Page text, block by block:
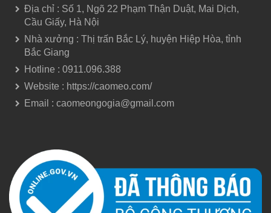
Địa chỉ : Số 1, Ngõ 22 Phạm Thận Duật, Mai Dịch,
Cầu Giấy, Hà Nội
Nhà xưởng : Thị trấn Bắc Lý, huyện Hiệp Hòa, tỉnh
Bắc Giang
Hotline : 0911.096.388
Website : https://caomeo.com/
Email : caomeongogia@gmail.com